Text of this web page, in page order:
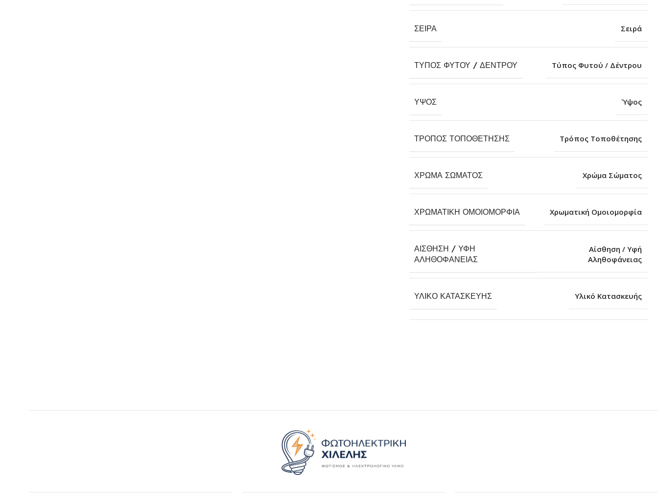
ΣΕΙΡΆ Σειρά
ΤΎΠΟΣ ΦΥΤΟΎ / ΔΈΝΤΡΟΥ Τύπος Φυτού / Δέντρου
ΎΨΟΣ Ύψος
ΤΡΌΠΟΣ ΤΟΠΟΘΈΤΗΣΗΣ Τρόπος Τοποθέτησης
ΧΡΏΜΑ ΣΏΜΑΤΟΣ Χρώμα Σώματος
ΧΡΩΜΑΤΙΚΉ ΟΜΟΙΟΜΟΡΦΊΑ Χρωματική Ομοιομορφία
ΑΊΣΘΗΣΗ / ΥΦΉ
ΑΛΗΘΟΦΆΝΕΙΑΣ
Αίσθηση / Υφή
Αληθοφάνειας
ΥΛΙΚΌ ΚΑΤΑΣΚΕΥΉΣ Υλικό Κατασκευής